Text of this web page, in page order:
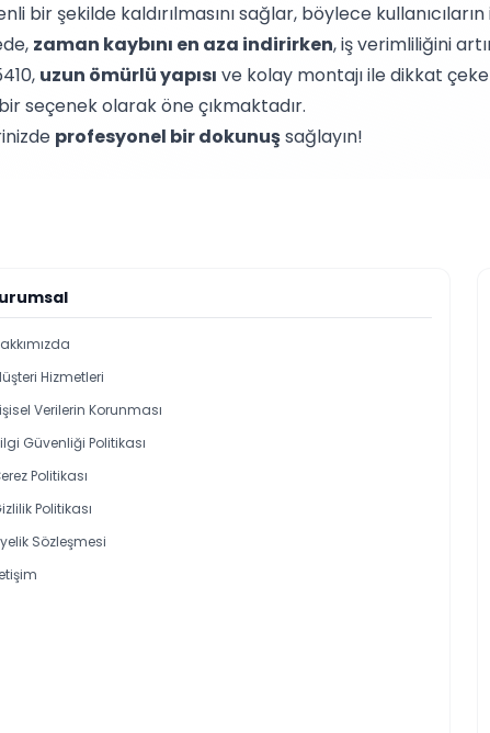
bir şekilde kaldırılmasını sağlar, böylece
zaman kaybını en aza indirirken, iş verimliliğini
uzun ömürlü yapısı ve kolay montajı ile dikkat
seçenek olarak öne çıkmaktadır.
profesyonel bir dokunuşsağlayın!
Hizmetleri
Verilerin Korunması
Güvenliği Politikası
Politikası
Politikası
Sözleşmesi